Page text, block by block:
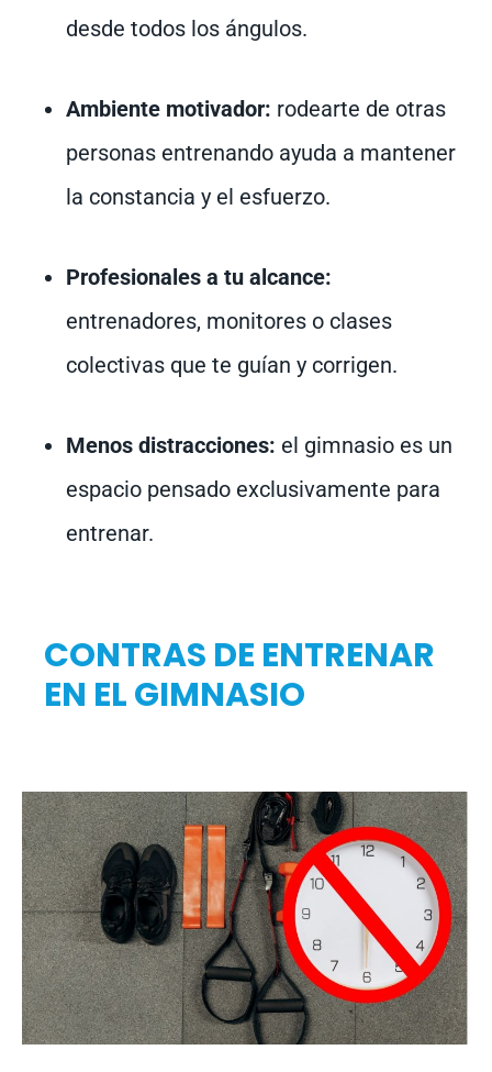
desde todos los ángulos.
Ambiente motivador: rodearte de otras
personas entrenando ayuda a mantener
la constancia y el esfuerzo.
Profesionales a tu alcance:
entrenadores, monitores o clases
colectivas que te guían y corrigen.
Menos distracciones: el gimnasio es un
espacio pensado exclusivamente para
entrenar.
CONTRAS DE ENTRENAR
EN EL GIMNASIO